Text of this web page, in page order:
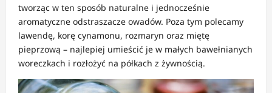
tworząc w ten sposób naturalne i jednocześnie
aromatyczne odstraszacze owadów. Poza tym polecamy
lawendę, korę cynamonu, rozmaryn oraz miętę
pieprzową – najlepiej umieścić je w małych bawełnianych
woreczkach i rozłożyć na półkach z żywnością.